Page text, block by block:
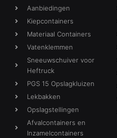
Aanbiedingen
Kiepcontainers
Materiaal Containers
Vatenklemmen
Sneeuwschuiver voor
Heftruck
PGS 15 Opslagkluizen
Lekbakken
Opslagstellingen
Afvalcontainers en
Inzamelcontainers